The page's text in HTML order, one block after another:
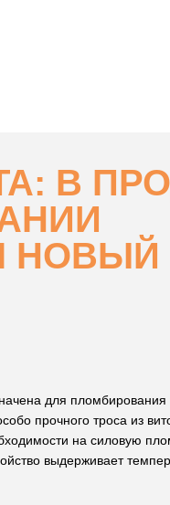
В
НОВЫЙ
для пломбирования
прочного троса из
на силовую
выдерживает